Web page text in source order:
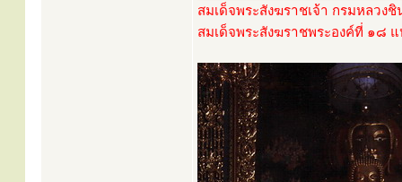
สมเด็จพระสังฆราชเจ้า กรมหลวง
สมเด็จพระสังฆราชพระองค์ที่ ๑๘